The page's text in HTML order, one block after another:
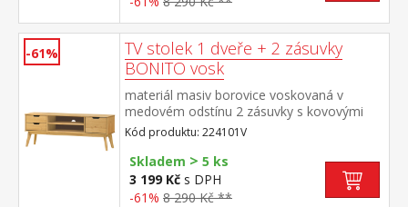
-61%
TV stolek 1 dveře + 2 zásuvky
BONITO vosk
materiál masiv borovice voskovaná v
medovém odstínu 2 zásuvky s kovovými
pojezdy, 1 dvířka, 1 police otvor na
protažení kabelů
Kód produktu: 224101V
Skladem > 5 ks
3 199 Kč s DPH
-61% 8 290 Kč **